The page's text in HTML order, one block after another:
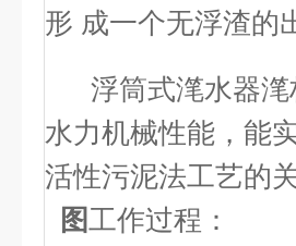
形 成一个无浮渣的
浮筒式滗水器滗
水力机械性能，能
活性污泥法工艺的关
图工作过程：